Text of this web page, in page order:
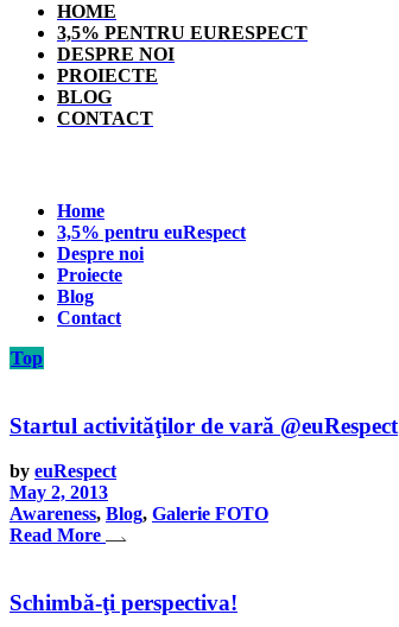
HOME
3,5% PENTRU EURESPECT
DESPRE NOI
PROIECTE
BLOG
CONTACT
Home
3,5% pentru euRespect
Despre noi
Proiecte
Blog
Contact
Top
Startul activităţilor de vară @euRespect
by euRespect
May 2, 2013
Awareness, Blog, Galerie FOTO
Read More
Schimbă-ţi perspectiva!